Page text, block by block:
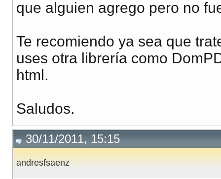
que alguien agrego pero no
Te recomiendo ya sea que
uses otra librería como
html.
Saludos.
30/11/2011, 15:15
andresfsaenz